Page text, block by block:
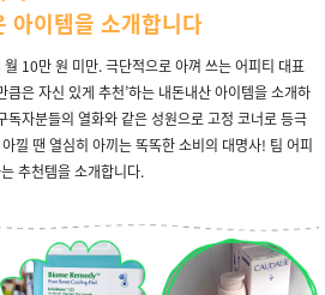
아이템을 소개합니다
월 10만 원 미만. 극단적으로 아껴 쓰는 어피티 대표
큼은 자신 있게 추천’하는 내돈내산 아이템을 소개하
독자분들의 열화와 같은 성원으로 고정 코너로 등극
낄 땐 열심히 아끼는 똑똑한 소비의 대명사! 팀 어피
추천템을 소개합니다.